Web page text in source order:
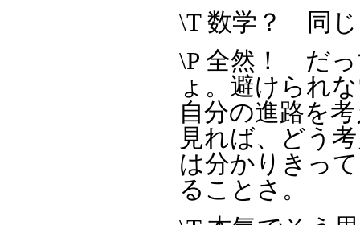
\T 数学？ 同じ
\P 全然！ だっ
ょ。避けられ
自分の進路を
見れば、どう
は分かりきっ
ることさ。